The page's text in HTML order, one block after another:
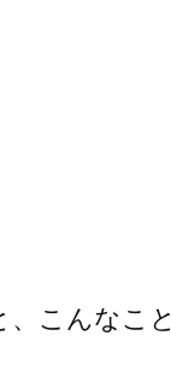
こんなこと